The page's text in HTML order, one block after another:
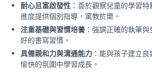
耐心且富啟發性 ：善於觀察兒童的學習
進度提供個別指導，寓教於樂。
注重基礎與習慣培養 ：強調正確的執筆
好的書寫習慣。
具備親和力與溝通能力 ：能與孩子建立
愉快的氛圍中學習成長。